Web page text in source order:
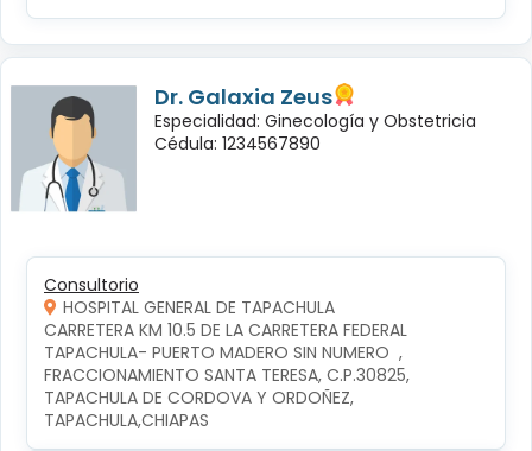
Dr. Galaxia Zeus
Especialidad: Ginecología y Obstetricia
Cédula: 1234567890
Consultorio
HOSPITAL GENERAL DE TAPACHULA
CARRETERA KM 10.5 DE LA CARRETERA FEDERAL
TAPACHULA- PUERTO MADERO SIN NUMERO  ,
FRACCIONAMIENTO SANTA TERESA, C.P.30825,
TAPACHULA DE CORDOVA Y ORDOÑEZ,
TAPACHULA,CHIAPAS